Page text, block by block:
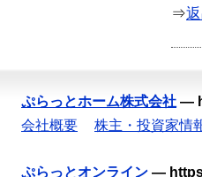
⇒
ぷらっとホーム株式会社 —
会社概要
株主・投資家情
ぷらっとオンライン —